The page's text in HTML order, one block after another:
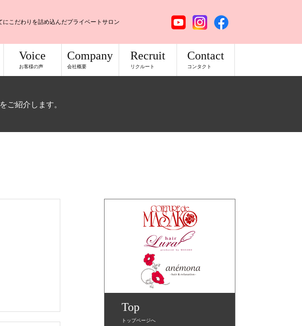
にこだわりを詰め込んだプライベートサロン
Voice
お客様の声
Company
会社概要
Recruit
リクルート
Contact
コンタクト
ご紹介します。
Top
トップページへ